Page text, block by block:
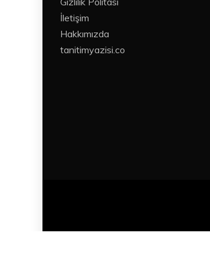
İletişim
Hakkımızda
tanitimyazisi.co